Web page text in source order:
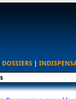
DOSSIERS |